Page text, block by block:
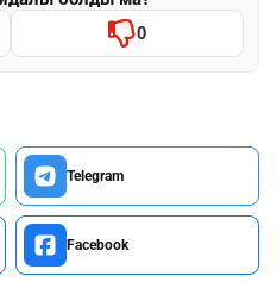
0
Telegram
Facebook